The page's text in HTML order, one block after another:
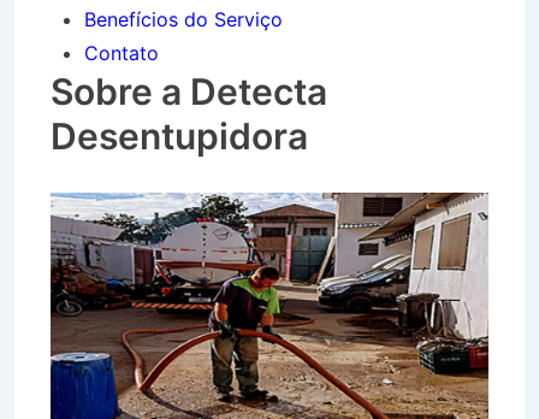
Benefícios do Serviço
Contato
Sobre a Detecta
Desentupidora